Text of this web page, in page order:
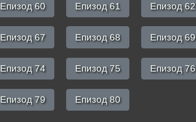
Епизод 60 Епизод 61 Епизод 62
Епизод 67 Епизод 68 Епизод 69
Епизод 74 Епизод 75 Епизод 76
Епизод 79 Епизод 80